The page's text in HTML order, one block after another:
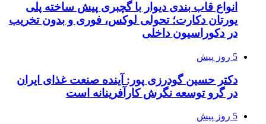
انواع قاب بندی دیوار با گچبری پیش ساخته پلی
یورتان دکارت؛ تحولی لوکس، فوری و بدون تخریب
در دکوراسیون داخلی
5 روز پیش
دکتر حسین گودرزی پور: آینده صنعت غذای ایران
در گرو توسعه نگرش کارآفرینانه است
5 روز پیش